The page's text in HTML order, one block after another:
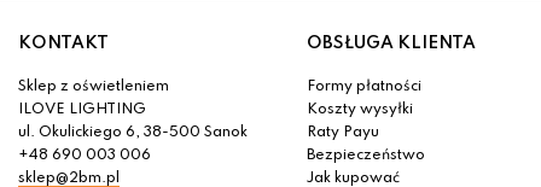
KONTAKT
Sklep z oświetleniem
ILOVE LIGHTING
ul. Okulickiego 6, 38-500 Sanok
+48 690 003 006
sklep@2bm.pl
OBSŁUGA KLIENTA
Formy płatności
Koszty wysyłki
Raty Payu
Bezpieczeństwo
Jak kupować